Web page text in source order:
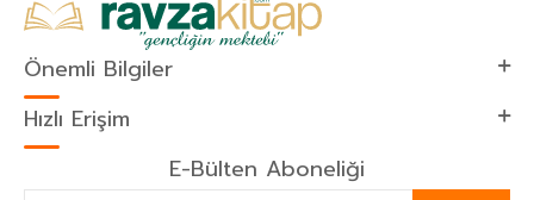
Önemli Bilgiler
Hızlı Erişim
E-Bülten Aboneliği